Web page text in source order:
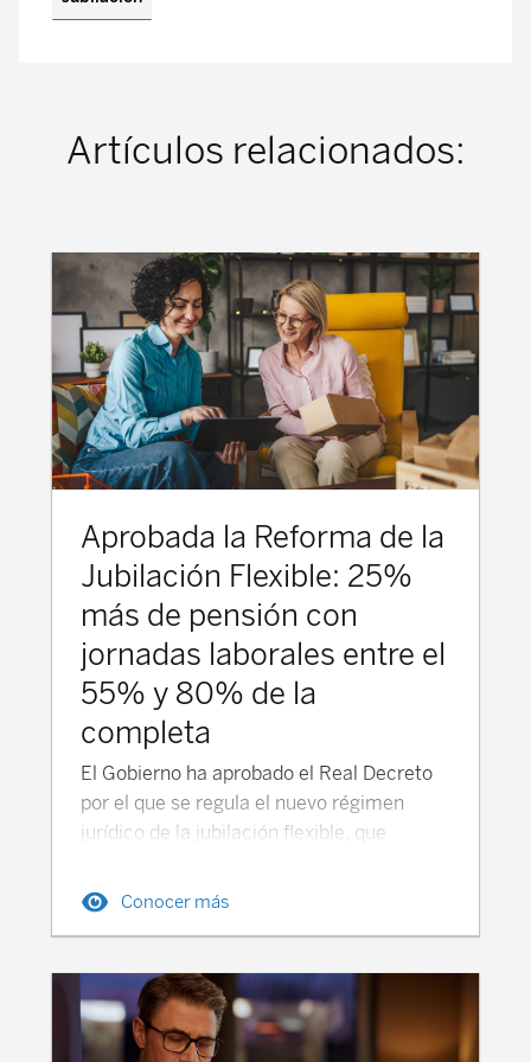
Artículos relacionados:
Aprobada la Reforma de la
Jubilación Flexible: 25%
más de pensión con
jornadas laborales entre el
55% y 80% de la
completa
El Gobierno ha aprobado el Real Decreto
por el que se regula el nuevo régimen
jurídico de la jubilación flexible, que
publicación en el BOE, siempre y cuando
de la reforma de pensiones acordada por
el Gobierno y los interlocutores sociales y
aprobada en 2024, donde se contemplan
Conocer más